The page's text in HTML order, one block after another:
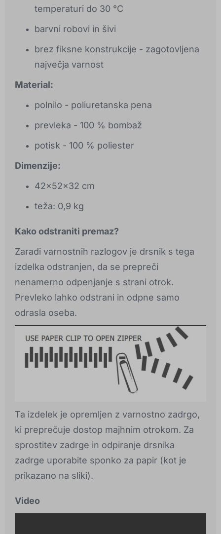
temperaturi do 30 °C
barvni robovi in šivi
brez fiksne konstrukcije - zagotovljena
največja varnost
Material:
polnilo - poliuretanska pena
prevleka - 100 % bombaž
potisk - 100 % poliester
Dimenzije:
42x52x32 cm
teža: 0,9 kg
Kako odstraniti premaz?
Zaradi varnostnih razlogov je drsnik s tega
izdelka odstranjen, da se prepreči
nenamerno odpenjanje s strani otrok.
Prevleko lahko odstrani in odpne samo
odrasla oseba.
Ta izdelek je opremljen z varnostno zadrgo,
ki preprečuje dostop majhnim otrokom. Za
sprostitev zadrge in odpiranje drsnika
zadrge uporabite sponko za papir (kot je
prikazano na sliki).
Video